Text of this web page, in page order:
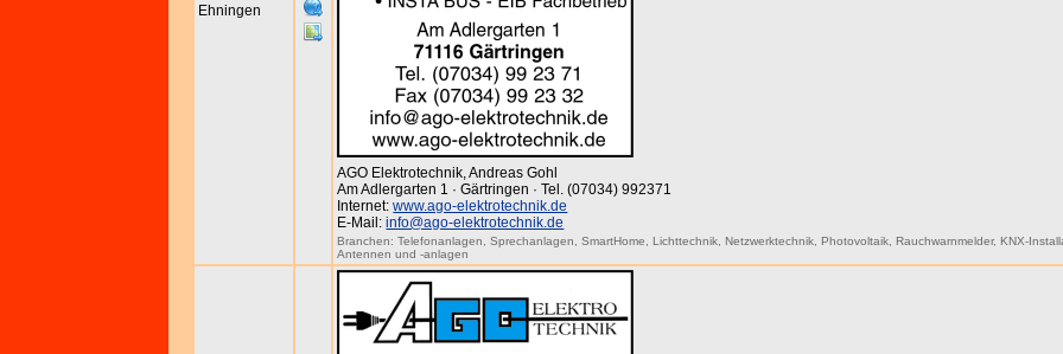
Ehningen
AGO Elektrotechnik, Andreas Gohl
Am Adlergarten 1 · Gärtringen · Tel. (07034) 992371
Internet:www.ago-elektrotechnik.de
E-Mail:info@ago-elektrotechnik.de
Branchen:Telefonanlagen ,Sprechanlagen ,SmartHome ,Lichttechnik ,Netzwerktechnik ,Photovoltaik ,Rauchwarnmelder,KNX-
Antennen und -anlagen